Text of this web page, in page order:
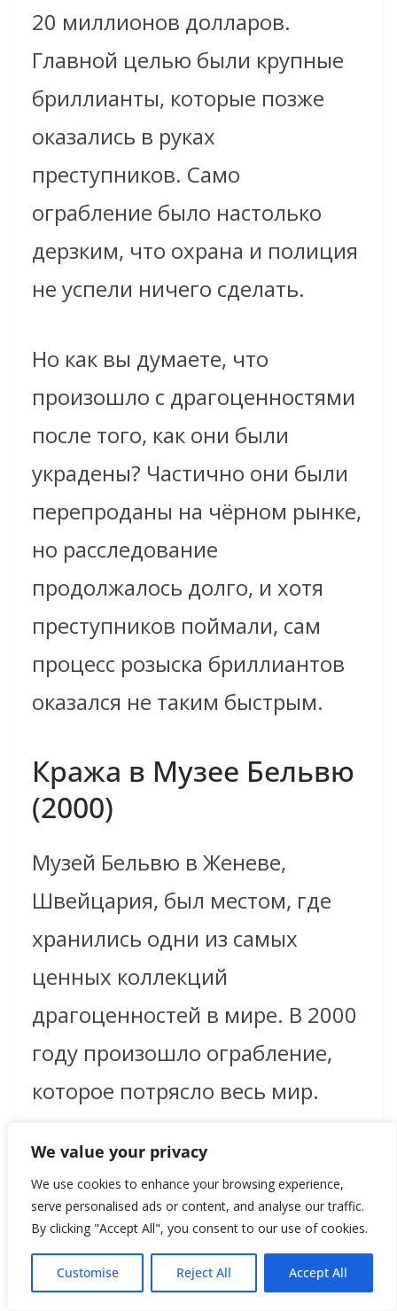
We value your privacy
We use cookies to enhance your browsing experience,
serve personalised ads or content, and analyse our traffic.
By clicking "Accept All", you consent to our use of cookies.
Customise Reject All Accept All
20 миллионов долларов.
Главной целью были крупные
бриллианты, которые позже
оказались в руках
преступников. Само
ограбление было настолько
дерзким, что охрана и полиция
не успели ничего сделать.
Но как вы думаете, что
произошло с драгоценностями
после того, как они были
украдены? Частично они были
перепроданы на чёрном рынке,
но расследование
продолжалось долго, и хотя
преступников поймали, сам
процесс розыска бриллиантов
оказался не таким быстрым.
Кража в Музее Бельвю
(2000)
Музей Бельвю в Женеве,
Швейцария, был местом, где
хранились одни из самых
ценных коллекций
драгоценностей в мире. В 2000
году произошло ограбление,
которое потрясло весь мир.
бриллиантов были украдены из
сейфа музея, и преступники,
оставив лишь следы, быстро
скрылись.